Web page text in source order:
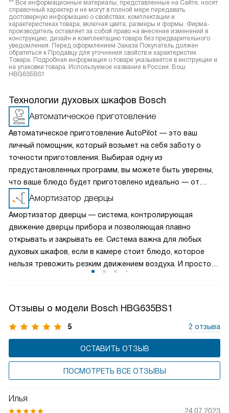
** Все информационные материалы, представленные на Сайте, носят
справочный характер и не могут в полной мере передавать
достоверную информацию о свойствах, комплектации и
характеристиках товара, включая цвета, размеры и формы. Фирма-
производитель оставляет за собой право на внесение изменений в
конструкцию, дизайн и комплектацию товара без предварительного
уведомления. Перед оформлением Заказа Покупатель должен
обратиться к Продавцу для уточнения свойств и характеристик
Товара. Подробная информация о товаре указывается в инструкции и
на упаковке товара. Используемое название в России: Бош
HBG635BS1
Технологии духовых шкафов Bosch
Автоматическое приготовление
Автоматическое приготовление AutoPilot — это ваш
личный помощник, который возьмет на себя заботу о
точности приготовления. Выбирая одну из
предустановленных программ, вы можете быть уверены,
что ваше блюдо будет приготовлено идеально — от
начала до конца. Предустановленные программы
самостоятельно регулируют температуру, время
приготовления и режимы нагрева, освобождая вас от
необходимости следить за процессом.
Амортизатор дверцы
Амортизатор дверцы — система, контролирующая
движение дверцы прибора и позволяющая плавно
открывать и закрывать ее. Система важна для любых
духовых шкафов, если в камере стоит блюдо, которое
нельзя тревожить резким движением воздуха. И просто
Отзывы о модели Bosch HBG635BS1
5 2 отзыва
ОСТАВИТЬ ОТЗЫВ
ПОСМОТРЕТЬ ВСЕ ОТЗЫВЫ
Илья
24.07.2023